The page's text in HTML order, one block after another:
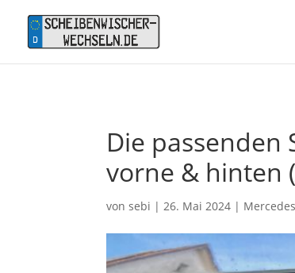
Die passenden
vorne & hinten
vonsebi | 26. Mai 2024 |